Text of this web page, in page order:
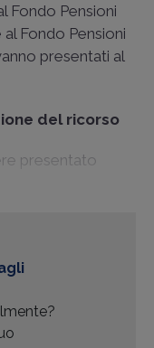
Fondo Pensioni
Fondo Pensioni
presentati al
del ricorso
presentato